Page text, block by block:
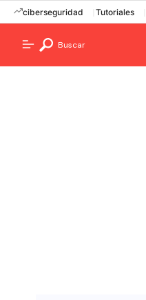
ciberseguridad Tutoriales
Buscar